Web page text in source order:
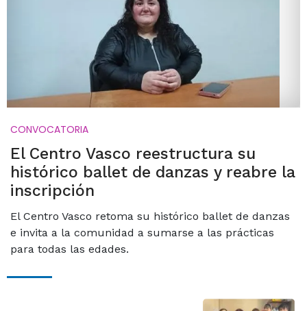
CONVOCATORIA
El Centro Vasco reestructura su
histórico ballet de danzas y reabre la
inscripción
El Centro Vasco retoma su histórico ballet de danzas
e invita a la comunidad a sumarse a las prácticas
para todas las edades.